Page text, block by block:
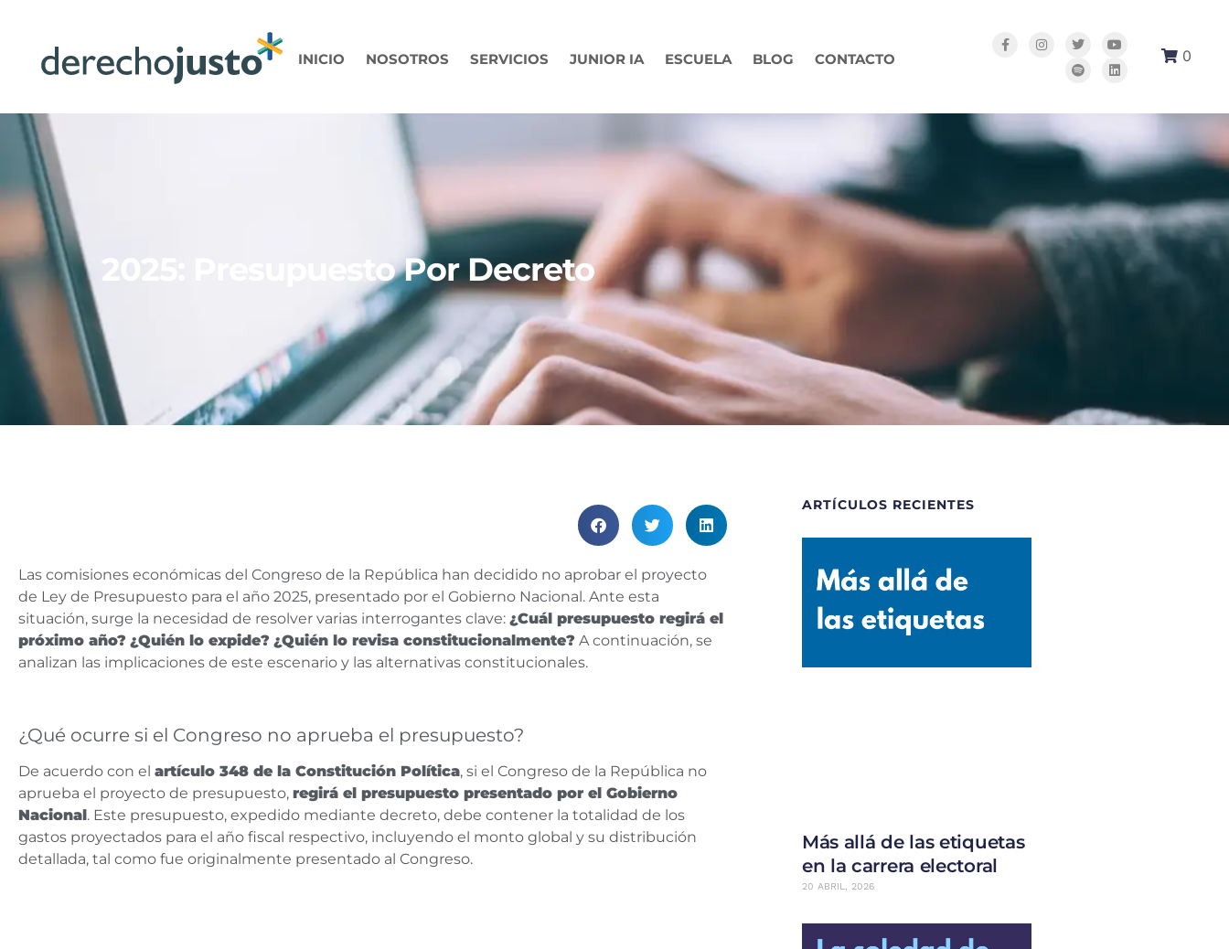
INICIO NOSOTROS SERVICIOS JUNIOR IA ESCUELA BLOG CONTACTO 0
2025: Presupuesto Por Decreto
Las comisiones económicas del Congreso de la República han decidido no aprobar el proyecto
de Ley de Presupuesto para el año 2025, presentado por el Gobierno Nacional. Ante esta
situación, surge la necesidad de resolver varias interrogantes clave: ¿Cuál presupuesto regirá el
próximo año? ¿Quién lo expide? ¿Quién lo revisa constitucionalmente? A continuación, se
analizan las implicaciones de este escenario y las alternativas constitucionales.
¿Qué ocurre si el Congreso no aprueba el presupuesto?
De acuerdo con el artículo 348 de la Constitución Política, si el Congreso de la República no
aprueba el proyecto de presupuesto, regirá el presupuesto presentado por el Gobierno
Nacional. Este presupuesto, expedido mediante decreto, debe contener la totalidad de los
gastos proyectados para el año fiscal respectivo, incluyendo el monto global y su distribución
detallada, tal como fue originalmente presentado al Congreso.
ARTÍCULOS RECIENTES
Más allá de las etiquetas
en la carrera electoral
20 ABRIL, 2026